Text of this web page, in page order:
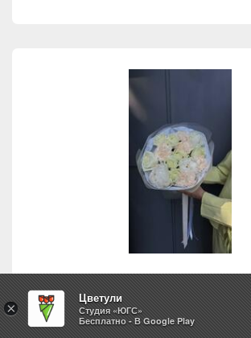
Свидание
×
Цветули
Студия «ЮГС»
Бесплатно - В Google Play